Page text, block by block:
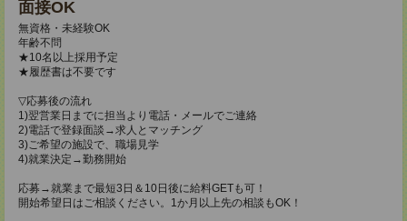
面接OK
無資格・未経験OK
年齢不問
★10名以上採用予定
★履歴書は不要です
▽応募後の流れ
1)翌営業日までに担当より電話・メールでご連絡
2)電話で登録面談→求人とマッチング
3)ご希望の施設で、職場見学
4)就業決定→勤務開始
応募→就業まで最短3日＆10日後に給料GETも可！
開始希望日はご相談ください。1か月以上先の相談もOK！